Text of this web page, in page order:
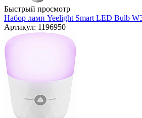
Быстрый просмотр
Набор ламп Yeelight Smart LED Bulb
Артикул: 1196950